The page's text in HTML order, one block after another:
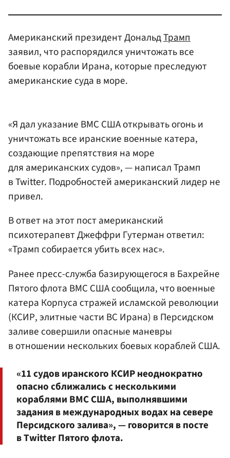
Американский президент ДональдТрамп
заявил, что распорядился уничтожать все
боевые корабли Ирана, которые преследуют
американские суда в море.
«Я дал указание ВМС США открывать огонь и
уничтожать все иранские военные катера,
создающие препятствия на море
для американских судов», — написал Трамп
в Twitter. Подробностей американский лидер не
привел.
В ответ на этот пост американский
психотерапевт Джеффри Гутерман ответил:
«Трамп собирается убить всех нас».
Ранее пресс-служба базирующегося в Бахрейне
Пятого флота ВМС США сообщила, что военные
катера Корпуса стражей исламской революции
(КСИР, элитные части ВС Ирана) в Персидском
заливе совершили опасные маневры
в отношении нескольких боевых кораблей США.
«11 судов иранского КСИР неоднократно
опасно сближались с несколькими
кораблями ВМС США, выполнявшими
задания в международных водах на севере
Персидского залива», — говорится в посте
в Twitter Пятого флота.